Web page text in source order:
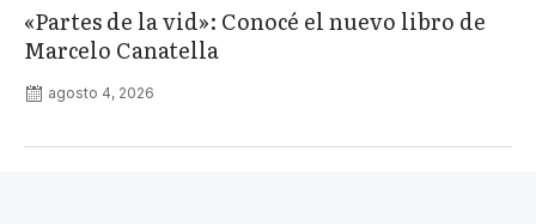
«Partes de la vid»: Conocé el nuevo libro de
Marcelo Canatella
agosto 4, 2026